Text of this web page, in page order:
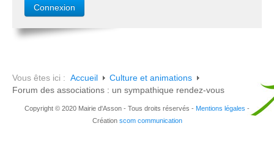
Vous êtes ici : Accueil
Culture et animations
Forum des associations : un sympathique rendez-vous
Copyright © 2020 Mairie d'Asson - Tous droits réservés - Mentions légales -
Création scom communication